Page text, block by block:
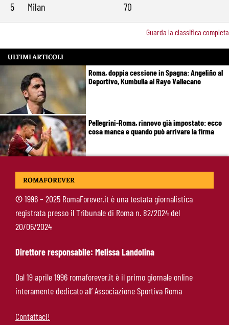
5
Milan 70
Guarda la classifica completa
ULTIMI ARTICOLI
Roma, doppia cessione in Spagna: Angeliño al
Deportivo, Kumbulla al Rayo Vallecano
Pellegrini-Roma, rinnovo già impostato: ecco
cosa manca e quando può arrivare la firma
Mercato Roma, manca un solo colpo: Gasperini
Roma-Molina, il colpo di D’Amico è geniale:
qualità ed esperienza a un prezzo da
occasione
ROMAFOREVER
©1996 – 2025 RomaForever.it è una testata giornalistica
registrata presso il Tribunale di Roma n. 82/2024 del
20/06/2024
Direttore responsabile: Melissa Landolina
Dal 19 aprile 1996 romaforever.it è il primo giornale online
interamente dedicato all’ Associazione Sportiva Roma
Contattaci!